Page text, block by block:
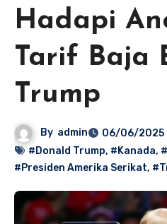
Hadapi
Tarif Baja
Trump
By admin
06/06/2025
#Donald Trump, #Kanada,
#Presiden Amerika Serikat,